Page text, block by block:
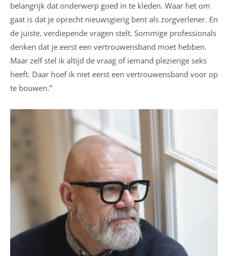
belangrijk dat onderwerp goed in te kleden. Waar het om
gaat is dat je oprecht nieuwsgierig bent als zorgverlener. En
de juiste, verdiepende vragen stelt. Sommige professionals
denken dat je eerst een vertrouwensband moet hebben.
Maar zelf stel ik altijd de vraag of iemand plezierige seks
heeft. Daar hoef ik niet eerst een vertrouwensband voor op
te bouwen.”